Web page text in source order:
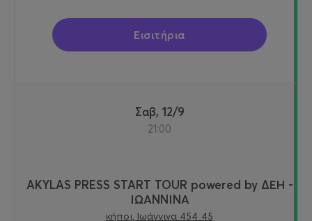
Εισιτήρια
Σαβ, 12/9
21:00
AKYLAS PRESS START TOUR powered by ΔΕΗ -
ΙΩΑΝΝΙΝΑ
κήποι, Ιωάννινα 454 45